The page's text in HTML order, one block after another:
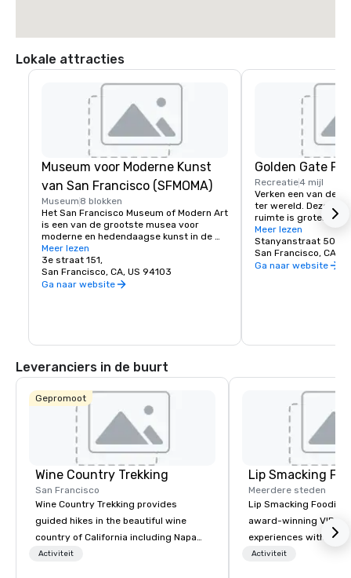
Lokale attracties
Museum voor Moderne Kunst
van San Francisco (SFMOMA)
Museum 8 blokken
Het San Francisco Museum of Modern Art
is een van de grootste musea voor
moderne en hedendaagse kunst in de
Verenigde Staten en een bloeiend
cultureel centrum voor de Bay Area. Het
omvat zeven verdiepingen en heeft een
café en een boekwinkel op het terrein. De
vinden het hele jaar door plaats.
Meer lezen
3e straat 151,
San Francisco, CA, US 94103
Ga naar website
Golden Gate
Recreatie4 mijl
Verken een van de
ter wereld. Deze 150
ruimte is groter dan
York City, en omdat
afgesloten is voor
veilige plek om al
te ontdekken, zoals
Meer lezen
Stanyanstraat 501
San Francisco, CA,
Ga naar website
Leveranciers in de buurt
Gepromoot
Wine Country Trekking
San Francisco
Wine Country Trekking provides
guided hikes in the beautiful wine
country of California including Napa
and Sonoma Valleys. These
Activiteit
Lip Smacking
Meerdere steden
Lip Smacking Foodie
award-winning VIP
experiences with
restaurants
Activiteit